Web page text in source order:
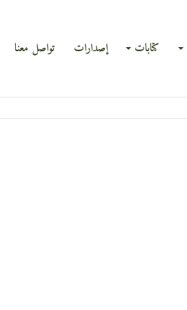
كتابات إصدارات تواصل معنا